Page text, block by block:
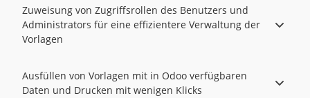
Zuweisung von Zugriffsrollen des Benutzers und
Administrators für eine effizientere Verwaltung der
Vorlagen
Ausfüllen von Vorlagen mit in Odoo verfügbaren
Daten und Drucken mit wenigen Klicks